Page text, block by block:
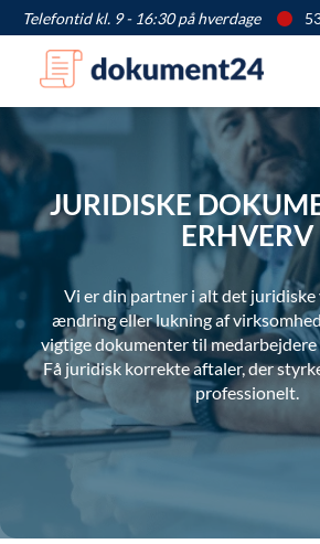
Telefontid kl. 9 - 16:30 på hverdage
JURIDISKE
ERHVERV
Vi er din partner i alt det juridiske
ændring eller lukning af
vigtige dokumenter til medarbejdere
Få juridisk korrekte aftaler, der
professionelt.